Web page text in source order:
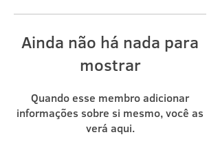
Ainda não há nada para
mostrar
Quando esse membro adicionar
informações sobre si mesmo, você as
verá aqui.